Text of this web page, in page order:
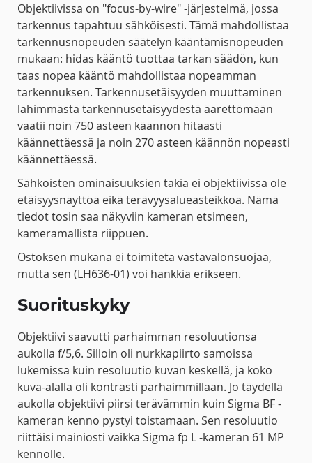
Objektiivissa on "focus-by-wire" -järjestelmä, jossa
tarkennus tapahtuu sähköisesti. Tämä mahdollistaa
tarkennusnopeuden säätelyn kääntämisnopeuden
mukaan: hidas kääntö tuottaa tarkan säädön, kun
taas nopea kääntö mahdollistaa nopeamman
tarkennuksen. Tarkennusetäisyyden muuttaminen
lähimmästä tarkennusetäisyydestä äärettömään
vaatii noin 750 asteen käännön hitaasti
käännettäessä ja noin 270 asteen käännön nopeasti
käännettäessä.
Sähköisten ominaisuuksien takia ei objektiivissa ole
etäisyysnäyttöä eikä terävyysalueasteikkoa. Nämä
tiedot tosin saa näkyviin kameran etsimeen,
kameramallista riippuen.
Ostoksen mukana ei toimiteta vastavalonsuojaa,
mutta sen (LH636-01) voi hankkia erikseen.
Suorituskyky
Objektiivi saavutti parhaimman resoluutionsa
aukolla f/5,6. Silloin oli nurkkapiirto samoissa
lukemissa kuin resoluutio kuvan keskellä, ja koko
kuva-alalla oli kontrasti parhaimmillaan. Jo täydellä
aukolla objektiivi piirsi terävämmin kuin Sigma BF -
kameran kenno pystyi toistamaan. Sen resoluutio
riittäisi mainiosti vaikka Sigma fp L -kameran 61 MP
kennolle.